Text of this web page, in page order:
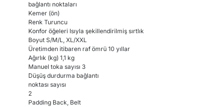
bağlantı noktaları
Kemer (ön)
Renk Turuncu
Konfor öğeleri Isıyla şekillendirilmiş sırtlık
Boyut S/M/L, XL/XXL
Üretimden itibaren raf ömrü 10 yıllar
Ağırlık (kg) 1,1 kg
Manuel toka sayısı 3
Düşüş durdurma bağlantı
noktası sayısı
2
Padding Back, Belt